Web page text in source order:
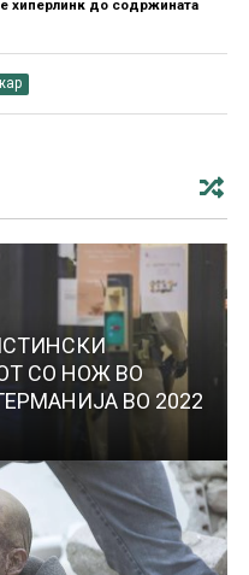
хиперлинк до содржината
СО НОЖ ВО
ВО 2022